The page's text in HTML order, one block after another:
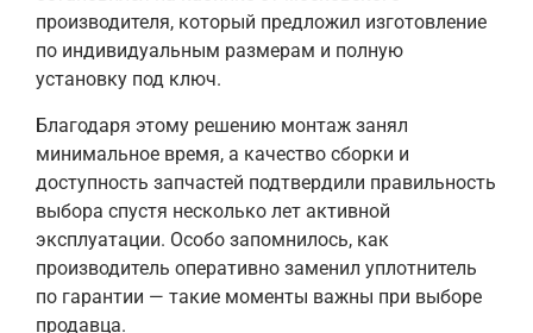
производителя, который предложил изготовление
по индивидуальным размерам и полную
установку под ключ.
Благодаря этому решению монтаж занял
минимальное время, а качество сборки и
доступность запчастей подтвердили правильность
выбора спустя несколько лет активной
эксплуатации. Особо запомнилось, как
производитель оперативно заменил уплотнитель
по гарантии — такие моменты важны при выборе
продавца.